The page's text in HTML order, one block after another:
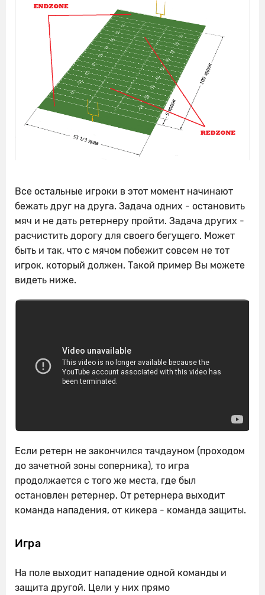
Все остальные игроки в этот момент начинают
бежать друг на друга. Задача одних - остановить
мяч и не дать ретернеру пройти. Задача других -
расчистить дорогу для своего бегущего. Может
быть и так, что с мячом побежит совсем не тот
игрок, который должен. Такой пример Вы можете
видеть ниже.
Если ретерн не закончился тачдауном (проходом
до зачетной зоны соперника), то игра
продолжается с того же места, где был
остановлен ретернер. От ретернера выходит
команда нападения, от кикера - команда защиты.
Игра
На поле выходит нападение одной команды и
защита другой. Цели у них прямо